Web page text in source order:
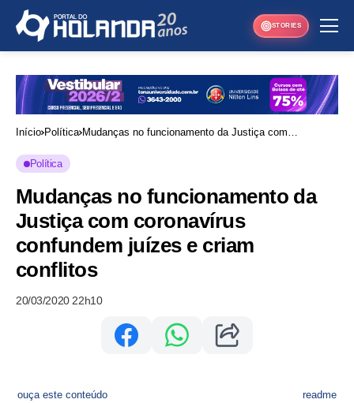
STORIES
Início Política Mudanças no funcionamento da Justiça com
Política
Mudanças no funcionamento da
Justiça com coronavírus
confundem juízes e criam
conflitos
20/03/2020 22h10
ouça este conteúdo readme